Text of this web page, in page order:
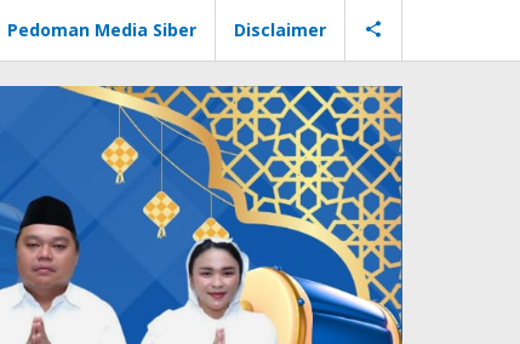
Pedoman Media Siber Disclaimer